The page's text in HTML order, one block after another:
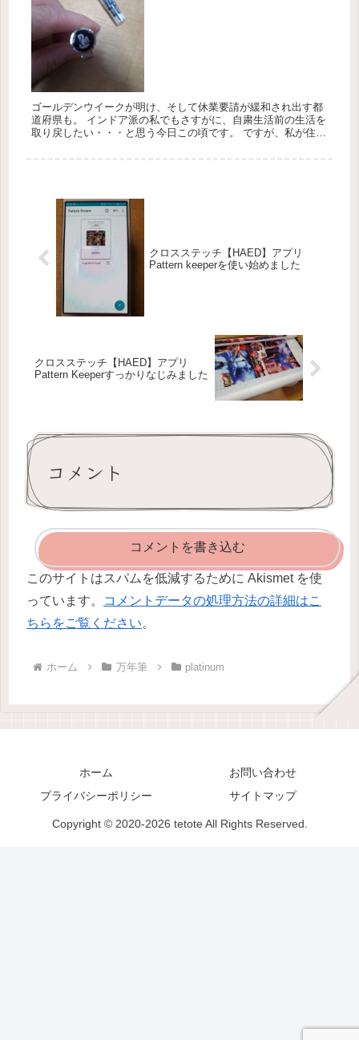
ゴールデンウイークが明け、そして休業要請が緩和され出す都
道府県も。 インドア派の私でもさすがに、自粛生活前の生活を
取り戻したい・・・と思う今日この頃です。 ですが、私が住ん
クロスステッチ【HAED】アプリ
Pattern keeperを使い始めました
クロスステッチ【HAED】アプリ
Pattern Keeperすっかりなじみました
コメント
コメントを書き込む
このサイトはスパムを低減するために Akismet を使
っています。
コメントデータの処理方法の詳細はこ
ちらをご覧ください。
ホーム 万年筆 platinum
ホーム
お問い合わせ
プライバシーポリシー
サイトマップ
Copyright © 2020-2026 tetote All Rights Reserved.